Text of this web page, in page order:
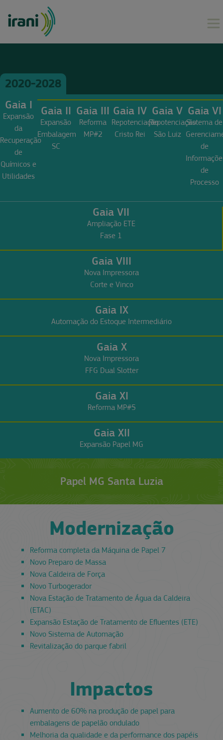
2020-2028
Gaia I
Expansão
da
Recuperação
de
Químicos e
Utilidades
Gaia II
Expansão
Embalagem
SC
Gaia III
Reforma
MP#2
Gaia IV
Repotenciação
Cristo Rei
Gaia V
Repotenciação
São Luiz
Gaia VI
Sistema de
de
de
Processo
Gaia VII
Ampliação ETE
Fase 1
Gaia VIII
Nova Impressora
Corte e Vinco
Gaia IX
Automação do Estoque Intermediário
Gaia X
Nova Impressora
FFG Dual Slotter
Gaia XI
Reforma MP#5
Gaia XII
Expansão Papel MG
Papel MG Santa Luzia
Modernização
Reforma completa da Máquina de Papel 7
Novo Preparo de Massa
Nova Caldeira de Força
Novo Turbogerador
Nova Estação de Tratamento de Água da Caldeira
(ETAC)
Expansão Estação de Tratamento de Efluentes (ETE)
Novo Sistema de Automação
Revitalização do parque fabril
Impactos
Aumento de 60% na produção de papel para
embalagens de papelão ondulado
Melhoria da qualidade e da performance dos papéis